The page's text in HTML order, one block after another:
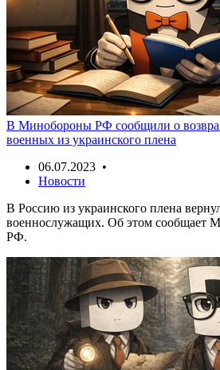
В Минобороны РФ сообщили о
военных из украинского плена
06.07.2023 •
Новости
В Россию из украинского плена
военнослужащих. Об этом сообщает
РФ.